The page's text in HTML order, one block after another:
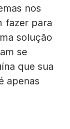
nos
fazer para
solução
se
que sua
apenas